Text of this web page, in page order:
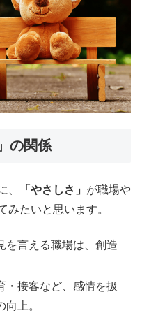
の関係
、 「やさしさ」 が職場や
みたいと思います。
を言える職場は、創造
・接客など、感情を扱
上。